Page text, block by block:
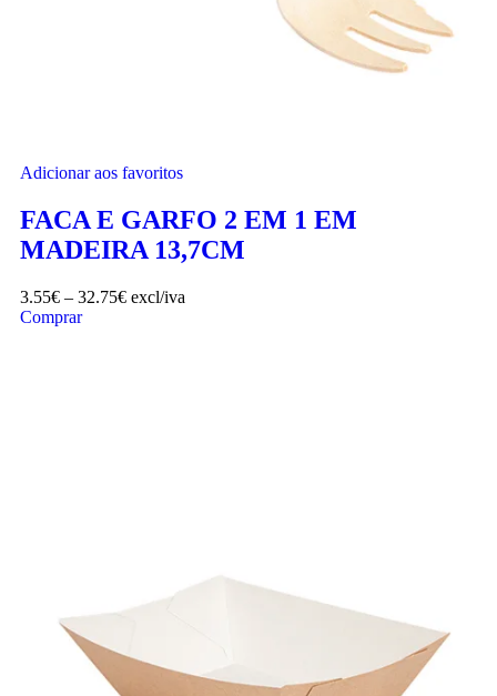
Adicionar aos favoritos
FACA E GARFO 2 EM 1 EM
MADEIRA 13,7CM
3.55€ – 32.75€ excl/iva
Comprar